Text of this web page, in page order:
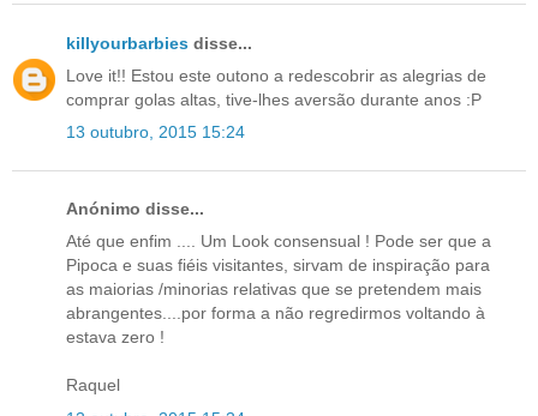
killyourbarbies disse...
Love it!! Estou este outono a redescobrir as alegrias de
comprar golas altas, tive-lhes aversão durante anos :P
13 outubro, 2015 15:24
Anónimo disse...
Até que enfim .... Um Look consensual ! Pode ser que a
Pipoca e suas fiéis visitantes, sirvam de inspiração para
as maiorias /minorias relativas que se pretendem mais
abrangentes....por forma a não regredirmos voltando à
estava zero !
Raquel